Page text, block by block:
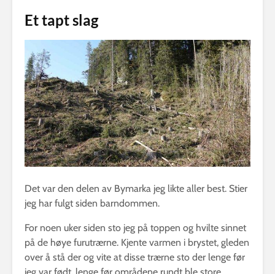
Et tapt slag
Det var den delen av Bymarka jeg likte aller best. Stier
jeg har fulgt siden barndommen.
For noen uker siden sto jeg på toppen og hvilte sinnet
på de høye furutrærne. Kjente varmen i brystet, gleden
over å stå der og vite at disse trærne sto der lenge før